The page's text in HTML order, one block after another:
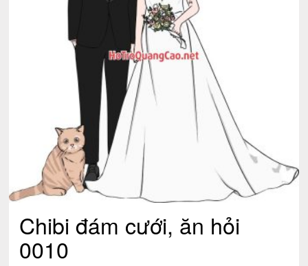
Chibi đám cưới, ăn hỏi
0010